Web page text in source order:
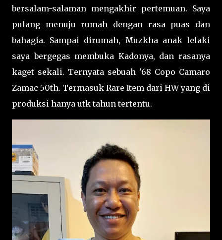
bersalam-salaman mengakhir pertemuan. Saya
pulang menuju rumah dengan rasa puas dan
bahagia. Sampai dirumah, Muzkha anak lelaki
saya bergegas membuka Kadonya, dan rasanya
kaget sekali. Ternyata sebuah '68 Copo Camaro
Zamac 50th. Termasuk Rare Item dari HW yang di
produksi hanya utk tahun tertentu.